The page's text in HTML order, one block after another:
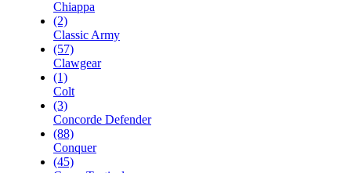
Chiappa
(2)
Classic Army
(57)
Clawgear
(1)
Colt
(3)
Concorde Defender
(88)
Conquer
(45)